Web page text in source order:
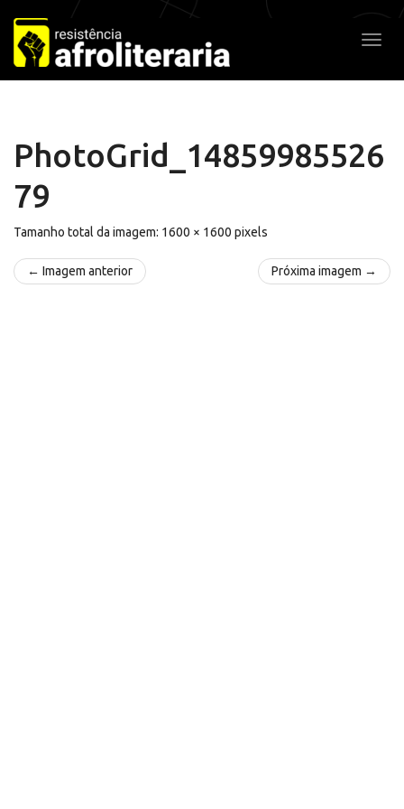
Pular
para
o
conteúdo
PhotoGrid_14859985526
79
Tamanho total da imagem: 1600 × 1600 pixels
← Imagem anterior Próxima imagem →